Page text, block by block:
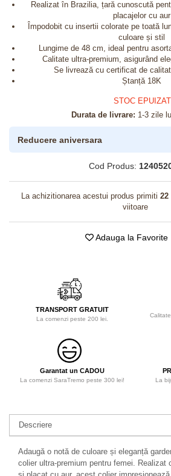
Realizat în Brazilia, țară cunoscută
placajelor cu aur
Împodobit cu insertii colorate pe toată
culoare și stil
Lungime de 48 cm, ideal pentru
Calitate ultra-premium, asigurând
Se livrează cu certificat de
Ștanță 18K
STOC EPUIZAT
Durata de livrare: 1-3 zile
Reducere aniversara
Cod Produs:
La achizitionarea acestui produs primiti 22
viitoare
Adauga la Favorite
TRANSPORT GRATUIT
La comenzi peste 200 lei.
Garantat un CADOU
La comenzi SaraTremo peste 300 lei! La
Descriere
Adaugă o notă de culoare și eleganță
colier ultra-premium pentru femei. Realizat